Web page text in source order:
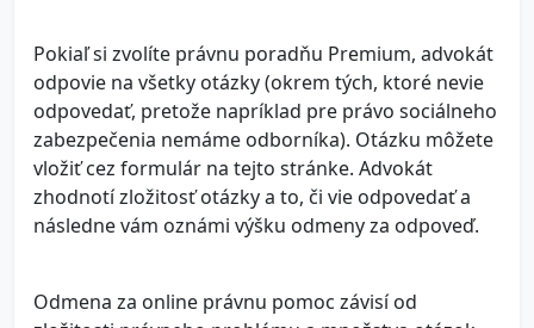
Pokiaľ si zvolíte právnu poradňu Premium, advokát
odpovie na všetky otázky (okrem tých, ktoré nevie
odpovedať, pretože napríklad pre právo sociálneho
zabezpečenia nemáme odborníka). Otázku môžete
vložiť cez formulár na tejto stránke. Advokát
zhodnotí zložitosť otázky a to, či vie odpovedať a
následne vám oznámi výšku odmeny za odpoveď.
Odmena za online právnu pomoc závisí od